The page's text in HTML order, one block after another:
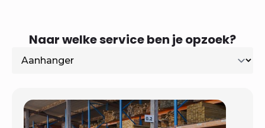
Naar welke service ben je opzoek?